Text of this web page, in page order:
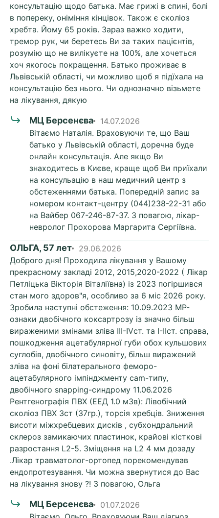
консультацію щодо батька. Має грижі в спині, болі
в попереку, оніміння кінцівок. Також є сколіоз
хребта. Йому 65 років. Зараз важко ходити,
тремор рук, чи беретесь Ви за таких пацієнтів,
розумію що не вилікуєте на 100%, але хочеться
хоч якогось покращення. Батько проживає в
Львівській області, чи можливо щоб я підїхала на
консультацію без нього. Чи однозначно візьмете
на лікування, дякую
МЦ Берсенєва
14.07.2026
Вітаємо Наталія. Враховуючи те, що Ваш
батько у Львівській області, доречна буде
онлайн консультація. Але якщо Ви
знаходитесь в Києве, краще щоб Ви приїхали
на консульацію в наш медичний центр з
обстеженнями батька. Попередній запис за
номером контакт-центру (044)238-22-31 або
на Вайбер 067-246-87-37. З повагою, лікар-
невролог Прохорова Маргарита Сергіївна.
ОЛЬГА, 57 лет
29.06.2026
Доброго дня! Проходила лікування у Вашому
прекрасному закладі 2012, 2015,2020-2022 ( Лікар
Петліцька Вікторія Віталіївна) із 2023 погіршився
стан мого здоров"я, особливо за 6 міс 2026 року.
Зробила наступні обстеження: 10.09.2023 МР-
ознаки двобічного коксартрозу із значно більш
вираженими змінами зліва III-IVст. та І-ІІст. справа,
пошкодження ацетабулярної губи обох кульшових
суглобів, двобічного синовіту, більш виражений
зліва на фоні білатерального феморо-
ацетабулярного імпінджменту cam-типу,
двобічного snapping-синдрому 11.06.2026
Рентгенографія ПВХ (ЕЕД 1.0 мЗв): Лівобічний
сколіоз ПВХ 3ст (37гр.), торсія хребців. Зниження
висоти міжхребцевих дисків , субхондральний
склероз замикаючих пластинок, крайові кісткові
разростання L2-5. Зміщення на L2 4 мм дозаду
.Лікар травматолог-ортопед порекомендував
ендопротезування. Чи можна звернутися до Вас
на лікування знову ?! З повагою, Ольга
МЦ Берсенєва
01.07.2026